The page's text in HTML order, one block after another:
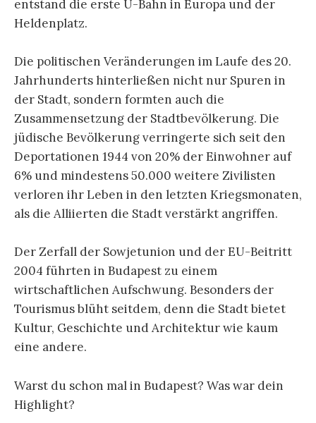
entstand die erste U-Bahn in Europa und der
Heldenplatz.
Die politischen Veränderungen im Laufe des 20.
Jahrhunderts hinterließen nicht nur Spuren in
der Stadt, sondern formten auch die
Zusammensetzung der Stadtbevölkerung. Die
jüdische Bevölkerung verringerte sich seit den
Deportationen 1944 von 20% der Einwohner auf
6% und mindestens 50.000 weitere Zivilisten
verloren ihr Leben in den letzten Kriegsmonaten,
als die Alliierten die Stadt verstärkt angriffen.
Der Zerfall der Sowjetunion und der EU-Beitritt
2004 führten in Budapest zu einem
wirtschaftlichen Aufschwung. Besonders der
Tourismus blüht seitdem, denn die Stadt bietet
Kultur, Geschichte und Architektur wie kaum
eine andere.
Warst du schon mal in Budapest? Was war dein
Highlight?